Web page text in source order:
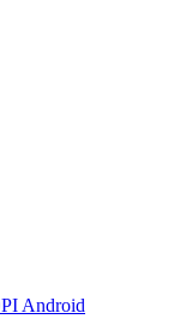
Android